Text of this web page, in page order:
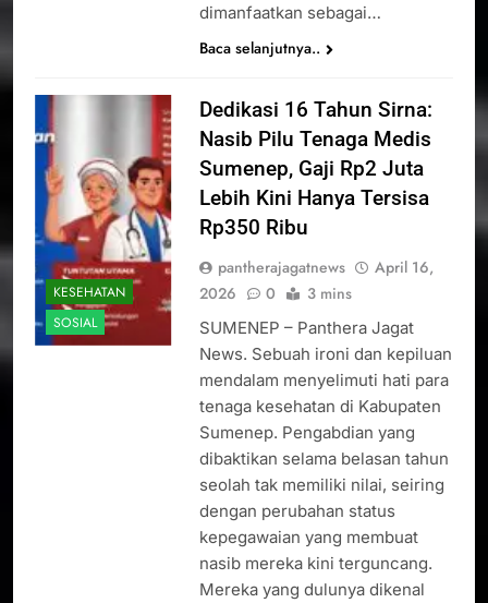
dimanfaatkan sebagai…
Baca selanjutnya..
KESEHATAN
SOSIAL
Dedikasi 16 Tahun Sirna:
Nasib Pilu Tenaga Medis
Sumenep, Gaji Rp2 Juta
Lebih Kini Hanya Tersisa
Rp350 Ribu
pantherajagatnews
April 16,
2026
0 3 mins
SUMENEP – Panthera Jagat
News. Sebuah ironi dan kepiluan
mendalam menyelimuti hati para
tenaga kesehatan di Kabupaten
Sumenep. Pengabdian yang
dibaktikan selama belasan tahun
seolah tak memiliki nilai, seiring
dengan perubahan status
kepegawaian yang membuat
nasib mereka kini terguncang.
Mereka yang dulunya dikenal